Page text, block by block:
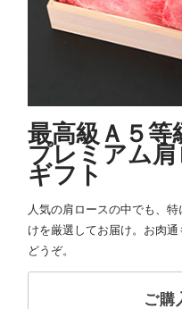
最高級Ａ５等
プレミアム
ギフト
人気の肩ロースの中でも、
けを厳選してお届け。お肉
どうぞ。
ご購